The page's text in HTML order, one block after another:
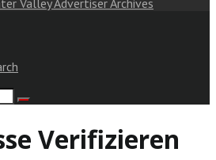
Valley Advertiser Archives
Verifizieren